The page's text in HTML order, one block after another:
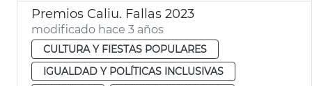
Premios Caliu. Fallas 2023
modificado hace 3 años
CULTURA Y FIESTAS POPULARES
IGUALDAD Y POLÍTICAS INCLUSIVAS